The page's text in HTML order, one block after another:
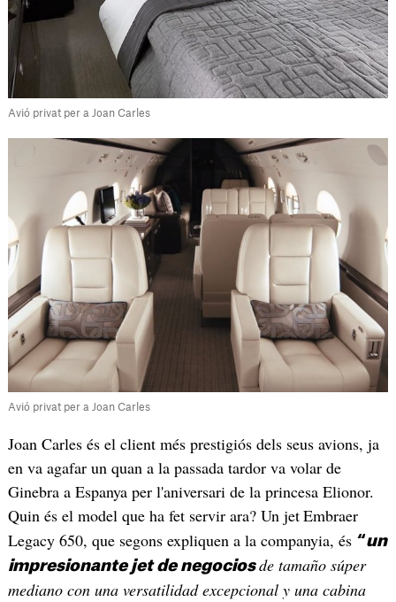
Avió privat per a Joan Carles
Avió privat per a Joan Carles
Joan Carles és el client més prestigiós dels seus avions, ja
en va agafar un quan a la passada tardor va volar de
Ginebra a Espanya per l'aniversari de la princesa Elionor.
Quin és el model que ha fet servir ara? Un jetEmbraer
Legacy 650, que segons expliquen a la companyia, és “un
impresionante jet de negociosde tamaño súper
mediano con una versatilidad excepcional y una cabina